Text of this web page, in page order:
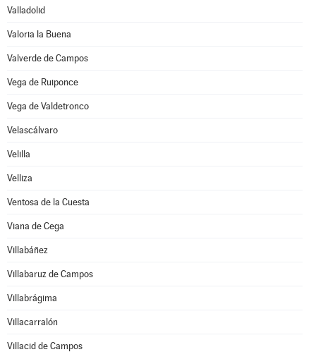
Valladolid
Valoria la Buena
Valverde de Campos
Vega de Ruiponce
Vega de Valdetronco
Velascálvaro
Velilla
Velliza
Ventosa de la Cuesta
Viana de Cega
Villabáñez
Villabaruz de Campos
Villabrágima
Villacarralón
Villacid de Campos